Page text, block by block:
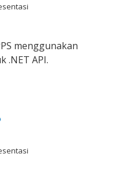
menggunakan
.NET API.